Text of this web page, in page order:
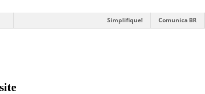
Simplifique! Comunica BR